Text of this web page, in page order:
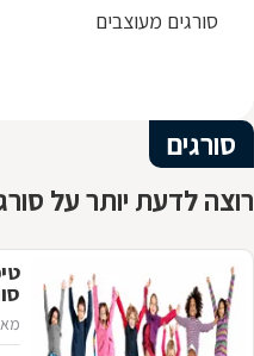
סורגים מעוצבים
סורגים
רוצה לדעת יותר על